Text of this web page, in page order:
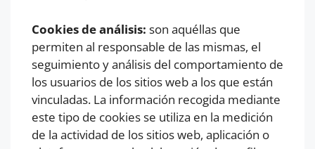
Cookies de análisis: son aquéllas que
permiten al responsable de las mismas, el
seguimiento y análisis del comportamiento de
los usuarios de los sitios web a los que están
vinculadas. La información recogida mediante
este tipo de cookies se utiliza en la medición
de la actividad de los sitios web, aplicación o